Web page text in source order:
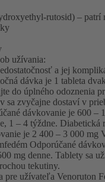
rutosid) – patrí
užívania:
a jej
dávka je 1 tableta
do úplného odoznenia
sa zvyčajne dostaví v
dávkovanie je 600 –
1 – 4 týždne. Diabetická
je 2 400 – 3 000 mg
Odporúčané
mg denne. Tablety sa
tekutiny.
pre užívateľa Venoruton